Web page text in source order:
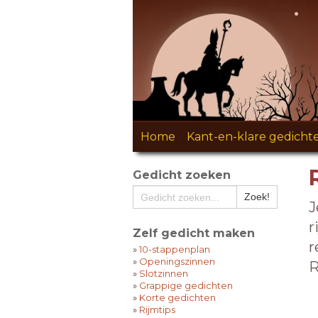
Home Kant-en-klare
Gedicht zoeken
Zelf gedicht maken
»10-stappenplan
» Openingszinnen
» Slotzinnen
» Grappige gedichten
» Korte gedichten
» Rijmtips